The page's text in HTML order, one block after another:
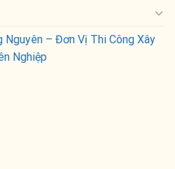
Nguyên – Đơn Vị Thi Công Xây
Nghiệp